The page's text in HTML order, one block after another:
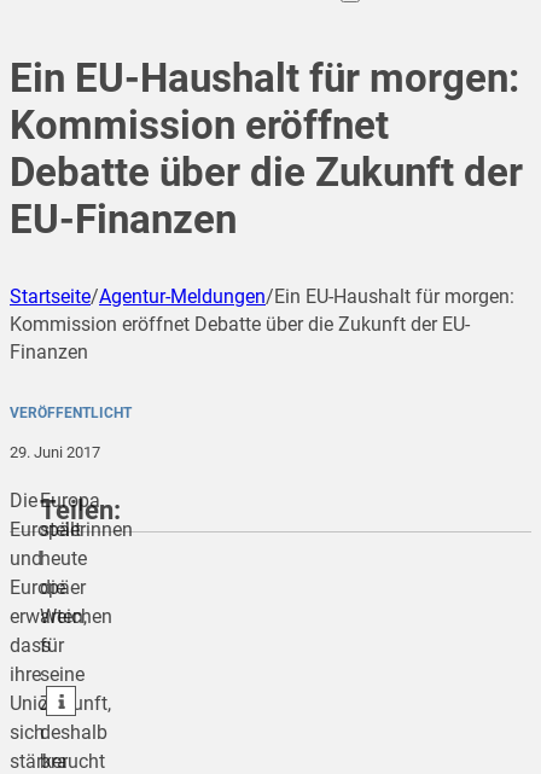
Ein EU-Haushalt für morgen:
Kommission eröffnet
Debatte über die Zukunft der
EU-Finanzen
Startseite/Agentur-Meldungen/Ein EU-Haushalt für morgen:
Kommission eröffnet Debatte über die Zukunft der EU-
Finanzen
VERÖFFENTLICHT
29. Juni 2017
Die
Europäerinnen
und
Europäer
erwarten,
dass
ihre
Union
sich
stärker
Europa
stellt
heute
die
Weichen
für
seine
Zukunft,
deshalb
braucht
Teilen:
teilen
teilen
teilen